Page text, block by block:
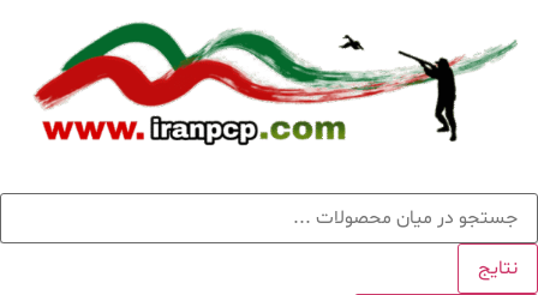
content
جستجو
.
نتایج